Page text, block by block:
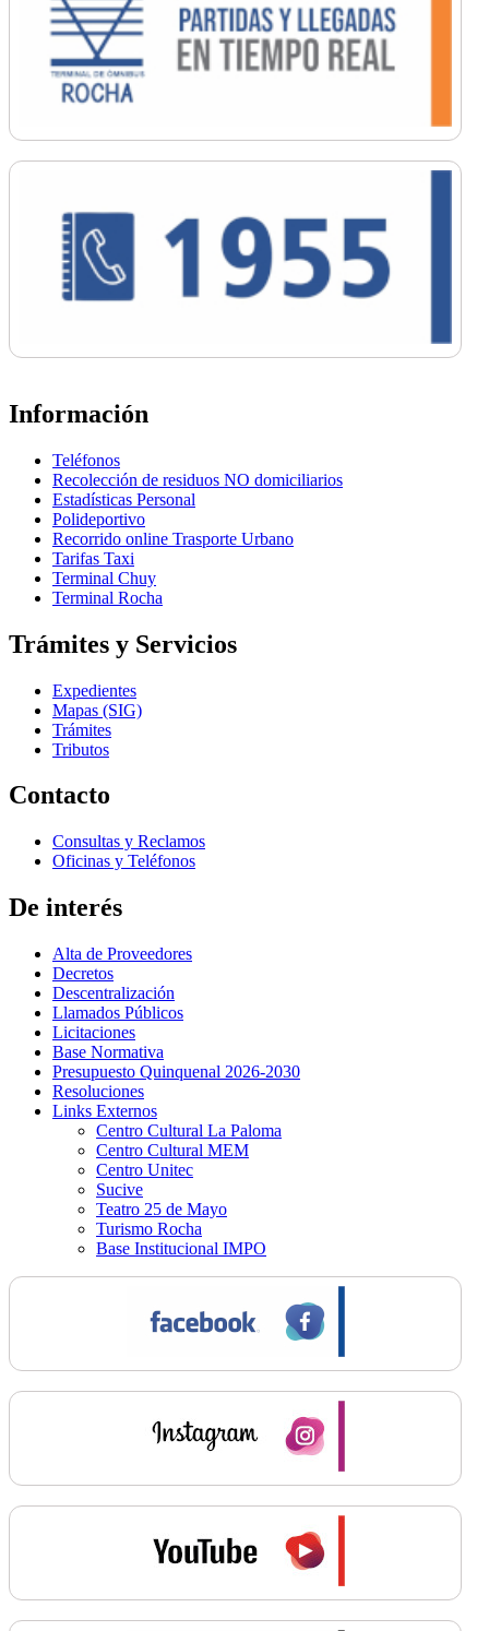
Información
Teléfonos
Recolección de residuos NO domiciliarios
Estadísticas Personal
Polideportivo
Recorrido online Trasporte Urbano
Tarifas Taxi
Terminal Chuy
Terminal Rocha
Trámites y Servicios
Expedientes
Mapas (SIG)
Trámites
Tributos
Contacto
Consultas y Reclamos
Oficinas y Teléfonos
De interés
Alta de Proveedores
Decretos
Descentralización
Llamados Públicos
Licitaciones
Base Normativa
Presupuesto Quinquenal 2026-2030
Resoluciones
Links Externos
Centro Cultural La Paloma
Centro Cultural MEM
Centro Unitec
Sucive
Teatro 25 de Mayo
Turismo Rocha
Base Institucional IMPO